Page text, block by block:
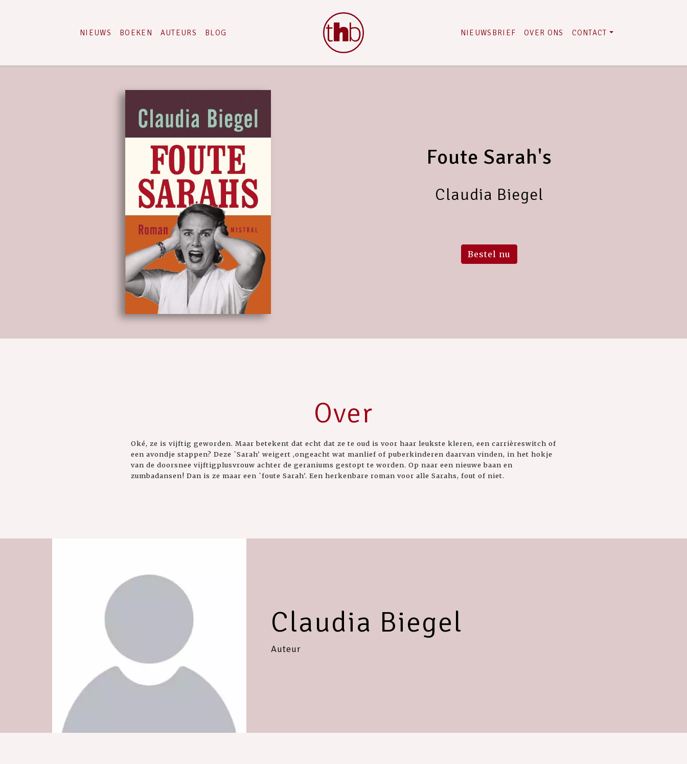
NIEUWS BOEKEN AUTEURS BLOG NIEUWSBRIEF OVER ONS CONTACT
Foute Sarah's
Claudia Biegel
Bestel nu
Over
Oké, ze is vijftig geworden. Maar betekent dat echt dat ze te oud is voor haar leukste kleren, een carrièreswitch of
een avondje stappen? Deze `Sarah' weigert ,ongeacht wat manlief of puberkinderen daarvan vinden, in het hokje
van de doorsnee vijftigplusvrouw achter de geraniums gestopt te worden. Op naar een nieuwe baan en
zumbadansen! Dan is ze maar een `foute Sarah'. Een herkenbare roman voor alle Sarahs, fout of niet.
Claudia Biegel
Auteur